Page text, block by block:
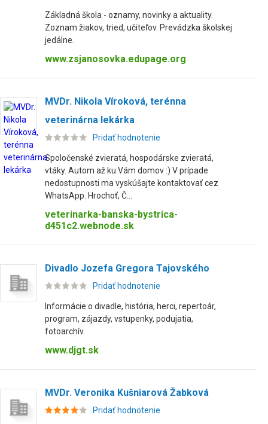
Základná škola - oznamy, novinky a aktuality.
Zoznam žiakov, tried, učiteľov. Prevádzka školskej
jedálne.
www.zsjanosovka.edupage.org
MVDr. Nikola Víroková, terénna
veterinárna lekárka
Pridať hodnotenie
Spoločenské zvieratá, hospodárske zvieratá,
vtáky. Autom až ku Vám domov :) V prípade
nedostupnosti ma vyskúšajte kontaktovať cez
WhatsApp. Hrochoť, Č...
veterinarka-banska-bystrica-
d451c2.webnode.sk
Divadlo Jozefa Gregora Tajovského
Pridať hodnotenie
Informácie o divadle, história, herci, repertoár,
program, zájazdy, vstupenky, podujatia,
fotoarchív.
www.djgt.sk
MVDr. Veronika Kušniarová Žabková
Pridať hodnotenie